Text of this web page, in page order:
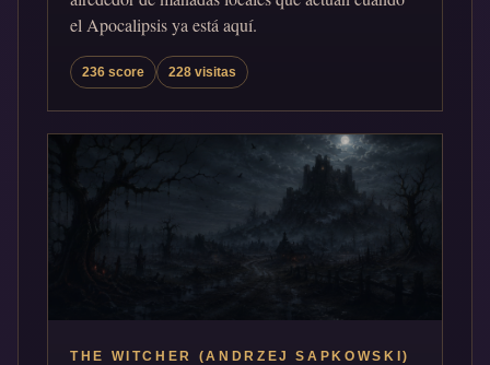
el Apocalipsis ya está aquí.
236 score 228 visitas
THE WITCHER (ANDRZEJ SAPKOWSKI)